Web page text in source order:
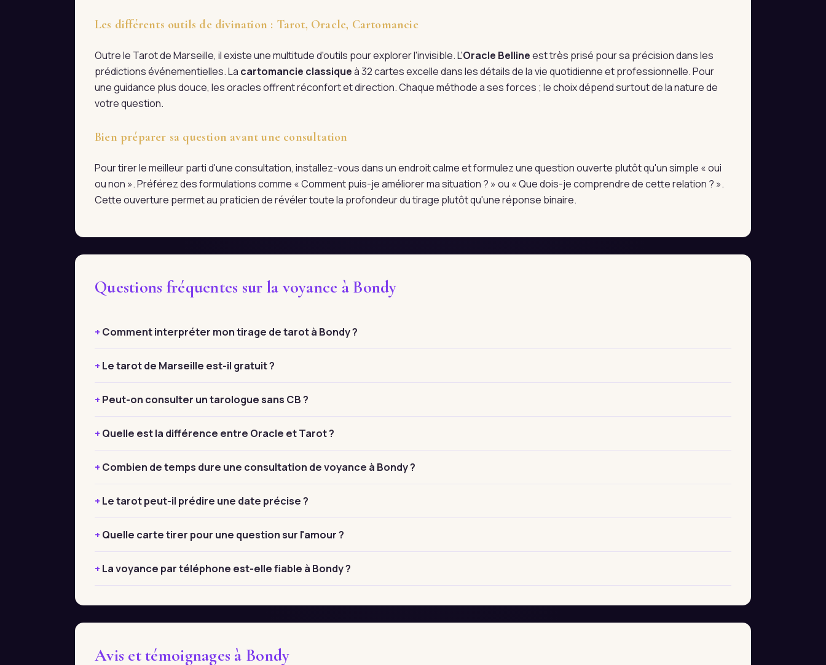
Les différents outils de divination : Tarot, Oracle, Cartomancie
Outre le Tarot de Marseille, il existe une multitude d'outils pour explorer l'invisible. L'Oracle Bellineest très prisé pour sa précision dans les
prédictions événementielles. La cartomancie classiqueà 32 cartes excelle dans les détails de la vie quotidienne et professionnelle. Pour
une guidance plus douce, les oracles offrent réconfort et direction. Chaque méthode a ses forces ; le choix dépend surtout de la nature de
votre question.
Bien préparer sa question avant une consultation
Pour tirer le meilleur parti d'une consultation, installez-vous dans un endroit calme et formulez une question ouverte plutôt qu'un simple « oui
ou non ». Préférez des formulations comme « Comment puis-je améliorer ma situation ? » ou « Que dois-je comprendre de cette relation ? ».
Cette ouverture permet au praticien de révéler toute la profondeur du tirage plutôt qu'une réponse binaire.
Questions fréquentes sur la voyance à Bondy
Comment interpréter mon tirage de tarot à Bondy ?
Le tarot de Marseille est-il gratuit ?
Peut-on consulter un tarologue sans CB ?
Quelle est la différence entre Oracle et Tarot ?
Combien de temps dure une consultation de voyance à Bondy ?
Le tarot peut-il prédire une date précise ?
Quelle carte tirer pour une question sur l'amour ?
La voyance par téléphone est-elle fiable à Bondy ?
Avis et témoignages à Bondy